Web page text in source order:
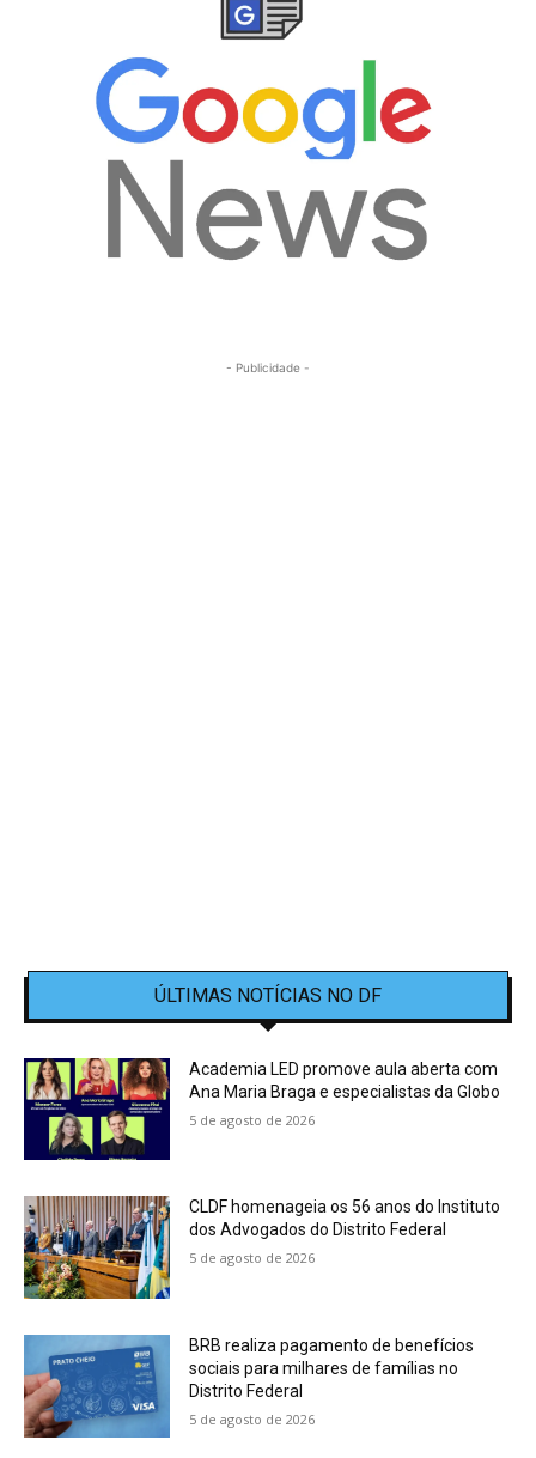
- Publicidade -
ÚLTIMAS NOTÍCIAS NO DF
Academia LED promove aula aberta com
Ana Maria Braga e especialistas da Globo
5 de agosto de 2026
CLDF homenageia os 56 anos do Instituto
dos Advogados do Distrito Federal
5 de agosto de 2026
BRB realiza pagamento de benefícios
sociais para milhares de famílias no
Distrito Federal
5 de agosto de 2026